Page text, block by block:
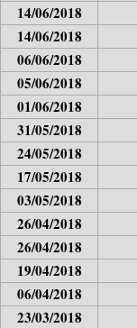
14/06/2018
14/06/2018
06/06/2018
05/06/2018
01/06/2018
31/05/2018
24/05/2018
17/05/2018
03/05/2018
26/04/2018
26/04/2018
19/04/2018
06/04/2018
23/03/2018